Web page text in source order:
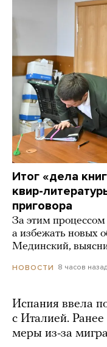
Итог «дела
квир-
приговора
За этим процессом
а избежать новых
Мединский,
НОВОСТИ 8 часов назад
Испания ввела
с Италией.
меры из-за